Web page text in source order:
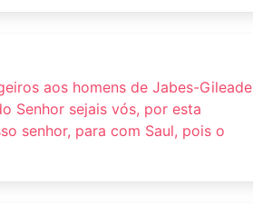
aos homens de Jabes-Gileade
Senhor sejais vós, por esta
senhor, para com Saul, pois o